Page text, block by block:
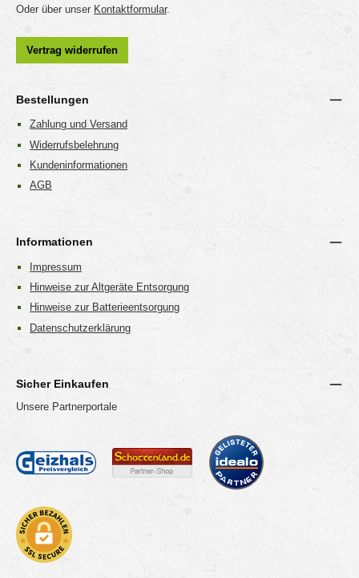
Oder über unser Kontaktformular.
Vertrag widerrufen
Bestellungen
Zahlung und Versand
Widerrufsbelehrung
Kundeninformationen
AGB
Informationen
Impressum
Hinweise zur Altgeräte Entsorgung
Hinweise zur Batterieentsorgung
Datenschutzerklärung
Sicher Einkaufen
Unsere Partnerportale